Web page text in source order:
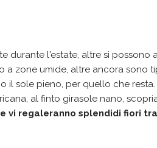
durante l'estate, altre si possono
a zone umide, altre ancora sono
il sole pieno, per quello che resta.
al finto girasole nano,
vi regaleranno splendidi fiori